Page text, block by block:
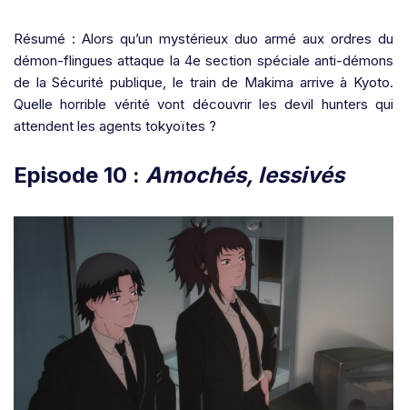
Résumé : Alors qu’un mystérieux duo armé aux ordres du
démon-flingues attaque la 4e section spéciale anti-démons
de la Sécurité publique, le train de Makima arrive à Kyoto.
Quelle horrible vérité vont découvrir les devil hunters qui
attendent les agents tokyoïtes ?
Episode 10 : Amochés, lessivés